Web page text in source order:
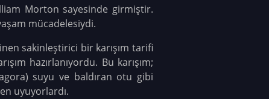
Morton sayesinde girmiştir.
mücadelesiydi.
sakinleştirici bir karışım tarifi
hazırlanıyordu. Bu karışım;
suyu ve baldıran otu gibi
uyuyorlardı.